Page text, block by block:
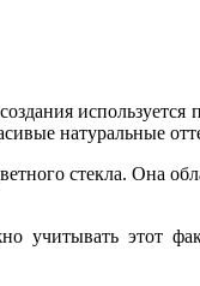
натуральные
стекла. Она
учитывать этот